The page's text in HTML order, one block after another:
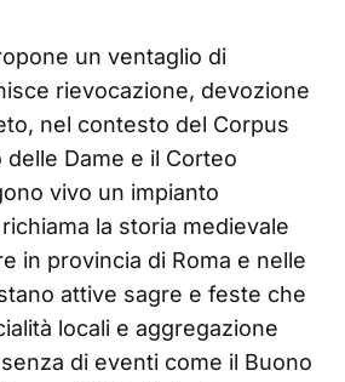
un ventaglio di
rievocazione, devozione
nel contesto del Corpus
delle Dame e il Corteo
vivo un impianto
la storia medievale
in provincia di Roma e nelle
attive sagre e feste che
locali e aggregazione
di eventi come il Buono